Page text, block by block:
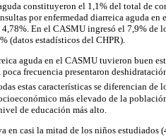
constituyeron el 1,1% del total de
por enfermedad diarreica aguda
En el CASMU ingresó el 7,9% de
(datos estadísticos del CHPR).
aguda en el CASMU tuvieron buen
frecuencia presentaron
estas características se diferencian de
más elevado de la
de educación más alto.
casi la mitad de los niños estudiados